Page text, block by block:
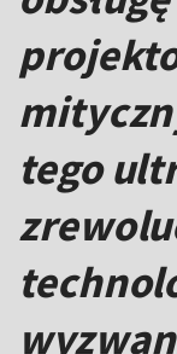
tego